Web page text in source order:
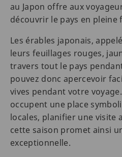
au Japon offre aux
découvrir le pays en pleine
Les érables japonais,
leurs feuillages rouges,
travers tout le pays
pouvez donc apercevoir
vives pendant votre
occupent une place
locales, planifier une visite
cette saison promet ainsi
exceptionnelle.